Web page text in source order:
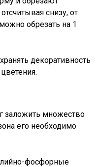
снизу, от
обрезать на 1
декоративность
заложить множество
его необходимо
фосфорные